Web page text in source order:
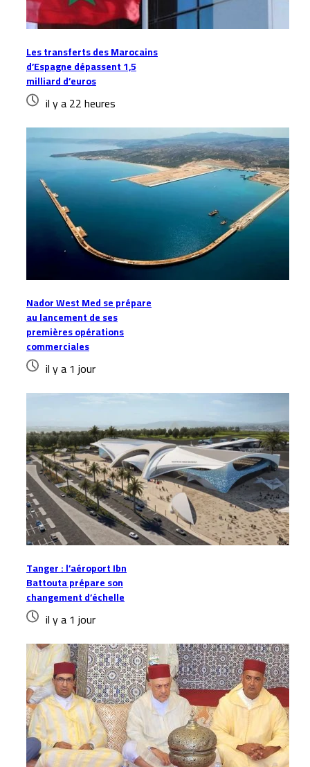
Les transferts des Marocains
d’Espagne dépassent 1,5
milliard d’euros
il y a 22 heures
Nador West Med se prépare
au lancement de ses
premières opérations
commerciales
il y a 1 jour
Tanger : l’aéroport Ibn
Battouta prépare son
changement d’échelle
il y a 1 jour